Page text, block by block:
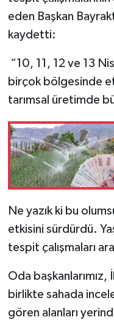
eden Başkan
kaydetti:
“10, 11, 12 ve 13
birçok bölgesinde
tarımsal üretimde
Ne yazık ki bu
etkisini sürdürdü.
tespit çalışmaları
Oda başkanlarımız,
birlikte sahada
gören alanları